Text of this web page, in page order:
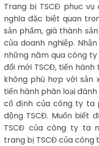
Trang bị TSCĐ phục
nghĩa đặc biệt quan
sản phẩm, giá thành
của doanh nghiệp.
những năm qua công
đổi mới TSCĐ, tiến hành
không phù hợp với sản
tiến hành phân loại
cố định của công ty ta
động TSCĐ. Muốn biết
TSCĐ của công ty ta
trang bị TSCĐ của công